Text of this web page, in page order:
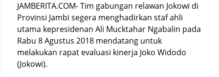
JAMBERITA.COM- Tim gabungan relawan Jokowi di
Provinsi Jambi segera menghadirkan staf ahli
utama kepresidenan Ali Mucktahar Ngabalin pada
Rabu 8 Agustus 2018 mendatang untuk
melakukan rapat evaluasi kinerja Joko Widodo
(Jokowi).